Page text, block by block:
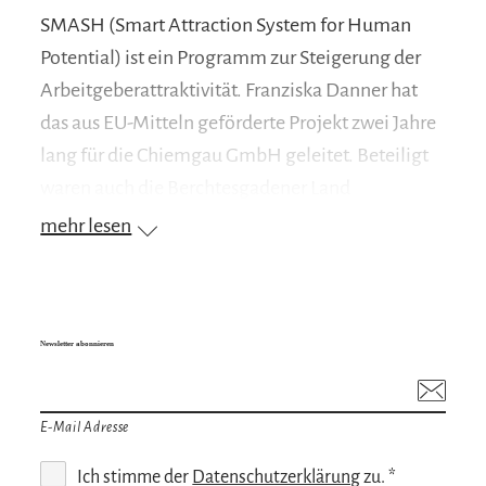
SMASH (Smart Attraction System for Human
Potential) ist ein Programm zur Steigerung der
Arbeitgeberattraktivität. Franziska Danner hat
das aus EU-Mitteln geförderte Projekt zwei Jahre
lang für die Chiemgau GmbH geleitet. Beteiligt
Wirtschaftsservice sowie Innovation Salzburg,
dieser Betriebe, der Metallbearbeitungsbetrieb
Frank Wojtinowski e.K. in Kirchanschöring, hat
das vollständige SMASH-Programm
CTO Dennis Wojtinowski für ein Interview zur
mehr lesen
Newsletter abonnieren
E-Mail Adresse
Ich stimme der Datenschutzerklärungzu. *